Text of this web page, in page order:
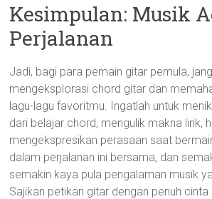
Kesimpulan: Musik
Perjalanan
Jadi, bagi para pemain gitar pemula,
mengeksplorasi chord gitar dan
lagu-lagu favoritmu. Ingatlah untuk
dari belajar chord, mengulik makna lirik,
mengekspresikan perasaan saat
dalam perjalanan ini bersama, dan
semakin kaya pula pengalaman musik
Sajikan petikan gitar dengan penuh cinta